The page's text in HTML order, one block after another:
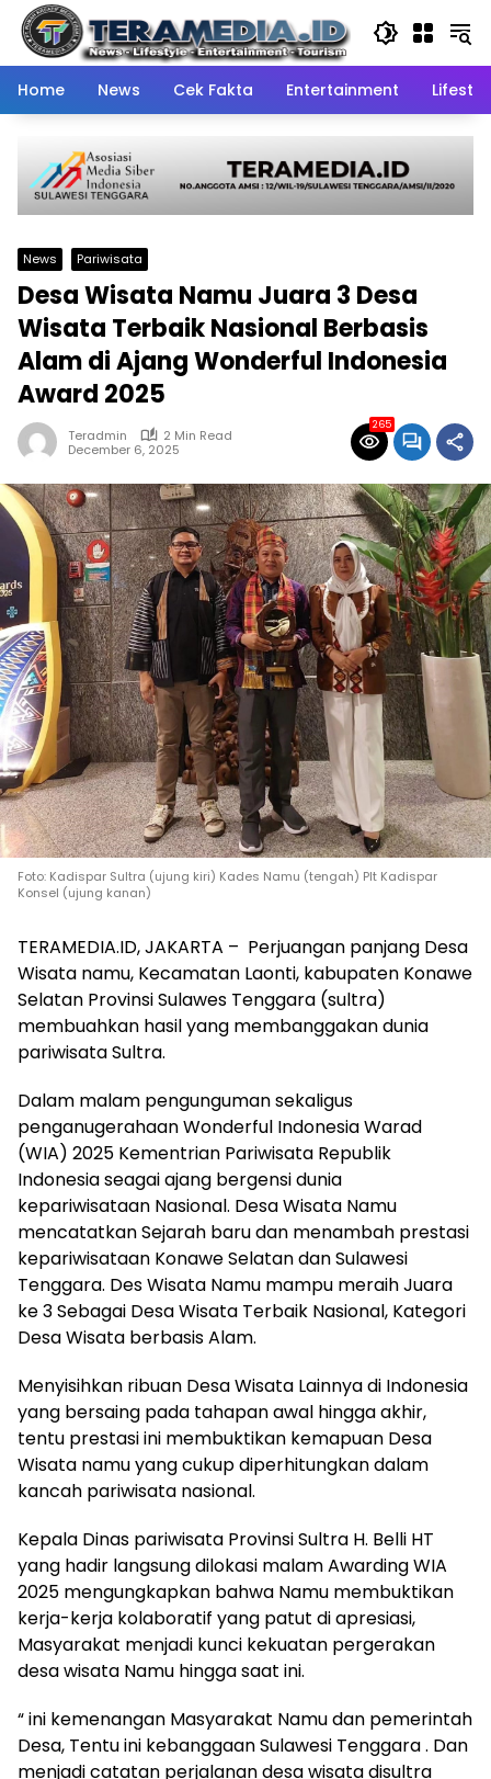
Skip
content
Home
News Cek Fakta Entertainment
News Pariwisata
Desa Wisata Namu Juara 3 Desa
Wisata Terbaik Nasional Berbasis
Alam di Ajang Wonderful Indonesia
Award 2025
Teradmin
2 Min Read
December 6, 2025
265
Foto: Kadispar Sultra (ujung kiri) Kades Namu (tengah) Plt Kadispar
Konsel (ujung kanan)
TERAMEDIA.ID, JAKARTA – Perjuangan panjang Desa
Wisata namu, Kecamatan Laonti, kabupaten Konawe
Selatan Provinsi Sulawes Tenggara (sultra)
membuahkan hasil yang membanggakan dunia
pariwisata Sultra.
Dalam malam pengunguman sekaligus
penganugerahaan Wonderful Indonesia Warad
(WIA) 2025 Kementrian Pariwisata Republik
Indonesia seagai ajang bergensi dunia
kepariwisataan Nasional. Desa Wisata Namu
mencatatkan Sejarah baru dan menambah prestasi
kepariwisataan Konawe Selatan dan Sulawesi
Tenggara. Des Wisata Namu mampu meraih Juara
ke 3 Sebagai Desa Wisata Terbaik Nasional, Kategori
Desa Wisata berbasis Alam.
Menyisihkan ribuan Desa Wisata Lainnya di Indonesia
yang bersaing pada tahapan awal hingga akhir,
tentu prestasi ini membuktikan kemapuan Desa
Wisata namu yang cukup diperhitungkan dalam
kancah pariwisata nasional.
Kepala Dinas pariwisata Provinsi Sultra H. Belli HT
yang hadir langsung dilokasi malam Awarding WIA
2025 mengungkapkan bahwa Namu membuktikan
kerja-kerja kolaboratif yang patut di apresiasi,
Masyarakat menjadi kunci kekuatan pergerakan
desa wisata Namu hingga saat ini.
“ ini kemenangan Masyarakat Namu dan pemerintah
Desa, Tentu ini kebanggaan Sulawesi Tenggara . Dan
menjadi catatan perjalanan desa wisata disultra